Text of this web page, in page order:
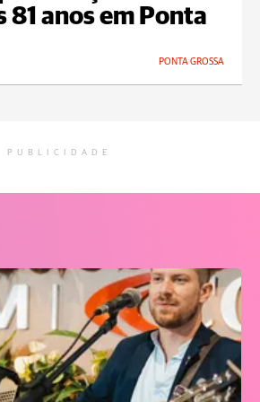
81 anos em Ponta
PONTA GROSSA
PUBLICIDADE